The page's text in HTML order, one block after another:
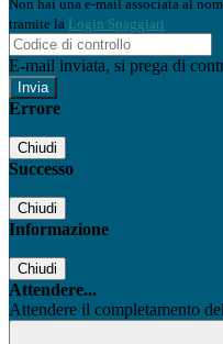
Non hai una e-mail associata al
tramite la Login Spaggiari
E-mail inviata, si prega di
Errore
Chiudi
Successo
Chiudi
Informazione
Chiudi
Attendere...
Attendere il completamento